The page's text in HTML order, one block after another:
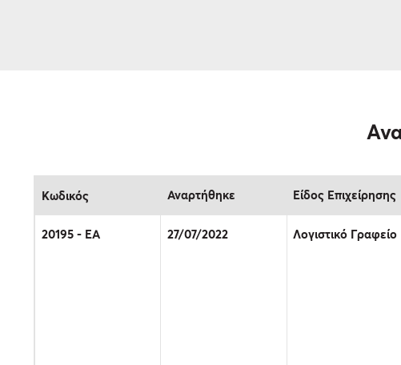
Κωδικός Αναρτήθηκε Eίδος Επιχείρησης
20195 - EΑ 27/07/2022 Λογιστικό Γραφείο